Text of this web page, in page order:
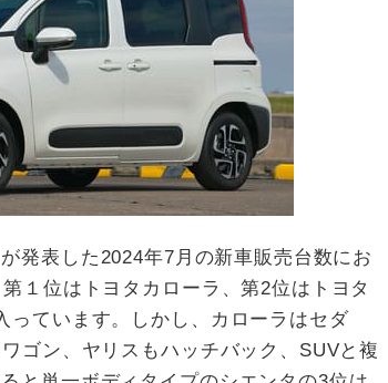
発表した2024年7月の新車販売台数にお
１位はトヨタカローラ、第2位はトヨタ
っています。しかし、カローラはセダ
ゴン、ヤリスもハッチバック、SUVと複